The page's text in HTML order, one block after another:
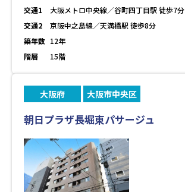
交通1
大阪メトロ中央線／谷町四丁目駅 徒歩7分
交通2
京阪中之島線／天満橋駅 徒歩8分
築年数 12年
階層
15階
大阪府 大阪市中央区
朝日プラザ長堀東パサージュ